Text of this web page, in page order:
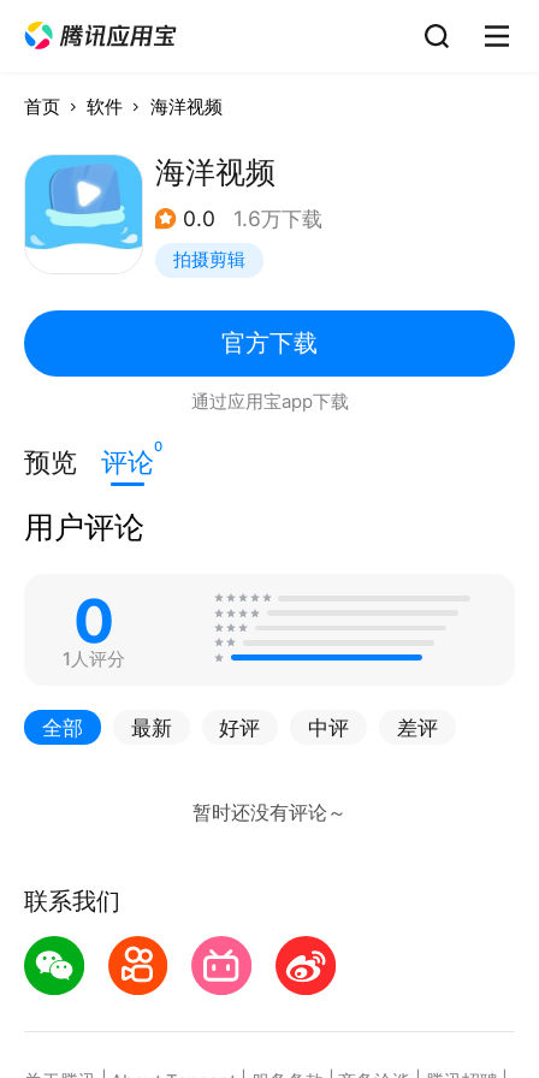
首页 软件 海洋视频
海洋视频
0.0 1.6万下载
拍摄剪辑
官方下载
通过应用宝app下载
预览 评论0
用户评论
0
1人评分
全部 最新 好评 中评 差评
联系我们